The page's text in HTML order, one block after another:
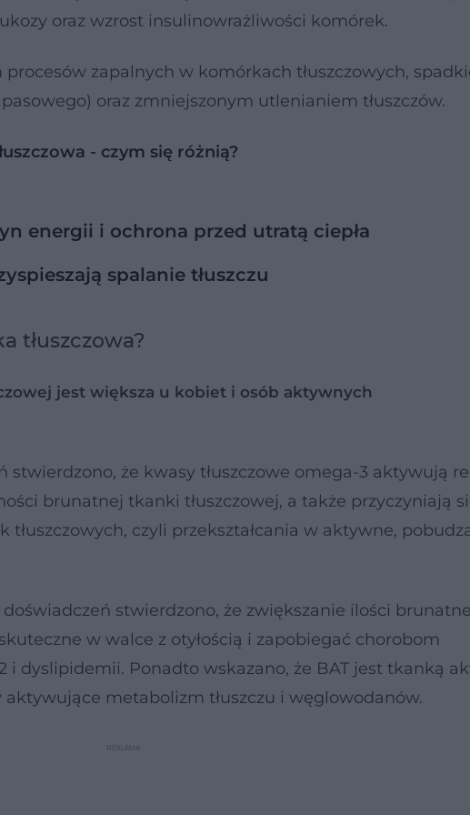
oraz wzrost insulinowrażliwości komórek.
zapalnych w komórkach tłuszczowych,
oraz zmniejszonym utlenianiem tłuszczów.
- czym się różnią?
energii i ochrona przed utratą ciepła
spalanie tłuszczu
tłuszczowa?
jest większa u kobiet i osób aktywnych
stwierdzono, że kwasy tłuszczowe omega-3 aktywują
brunatnej tkanki tłuszczowej, a także przyczyniają
tłuszczowych, czyli przekształcania w aktywne,
stwierdzono, że zwiększanie ilości
w walce z otyłością i zapobiegać chorobom
i dyslipidemii. Ponadto wskazano, że BAT jest tkanką
metabolizm tłuszczu i węglowodanów.